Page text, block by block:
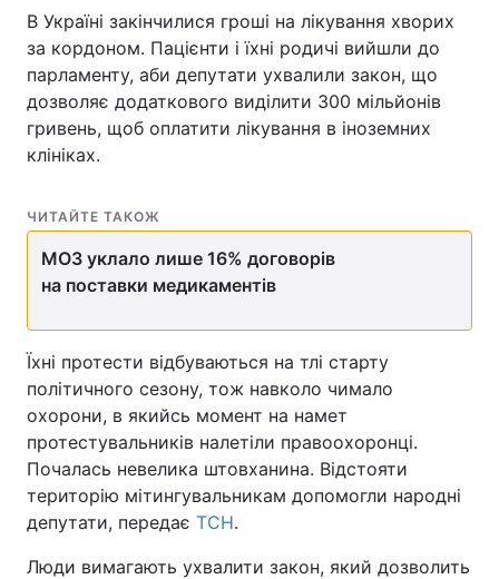
В Україні закінчилися гроші на лікування хворих
за кордоном. Пацієнти і їхні родичі вийшли до
парламенту, аби депутати ухвалили закон, що
дозволяє додаткового виділити 300 мільйонів
гривень, щоб оплатити лікування в іноземних
клініках.
ЧИТАЙТЕ ТАКОЖ
МОЗ уклало лише 16% договорів
на поставки медикаментів
Їхні протести відбуваються на тлі старту
політичного сезону, тож навколо чимало
охорони, в якийсь момент на намет
протестувальників налетіли правоохоронці.
Почалась невелика штовханина. Відстояти
територію мітингувальникам допомогли народні
депутати, передає ТСН.
Люди вимагають ухвалити закон, який дозволить